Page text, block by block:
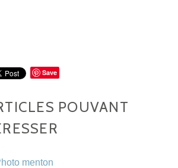
Save
POUVANT
menton